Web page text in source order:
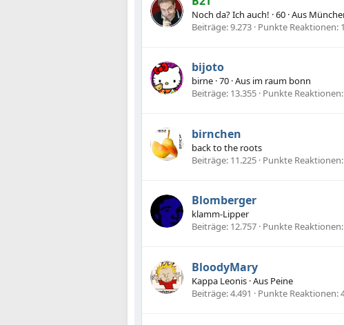
Noch da? Ich auch! ·60 ·Aus
Beiträge 9.273 Punkte Reaktionen
bijoto
birne ·70 ·Aus im raum bonn
Beiträge 13.355 Punkte Reaktionen
birnchen
back to the roots
Beiträge 11.225 Punkte Reaktionen
Blomberger
klamm-Lipper
Beiträge 12.757 Punkte Reaktionen
BloodyMary
Kappa Leonis ·Aus Peine
Beiträge 4.491 Punkte Reaktionen